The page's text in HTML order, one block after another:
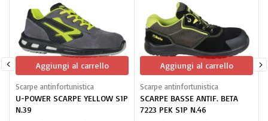
Aggiungi al carrello
Scarpe antinfortunistica
U-POWER SCARPE YELLOW S1P
N.39
Aggiungi al carrello
Scarpe antinfortunistica
SCARPE BASSE ANTIF. BETA
7223 PEK S1P N.46